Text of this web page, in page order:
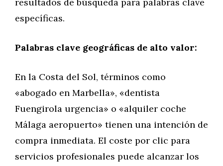
específicas.
Palabras clave geográficas de alto valor:
En la Costa del Sol, términos como
«abogado en Marbella», «dentista
Fuengirola urgencia» o «alquiler coche
Málaga aeropuerto» tienen una intención de
compra inmediata. El coste por clic para
servicios profesionales puede alcanzar los